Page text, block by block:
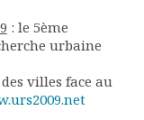
: le 5ème
urbaine
villes face au